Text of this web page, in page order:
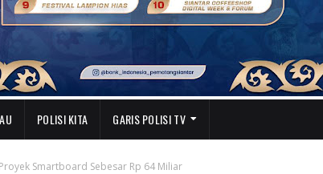
POLISI KITA GARIS POLISI TV
Smartboard Sebesar Rp 64 Miliar